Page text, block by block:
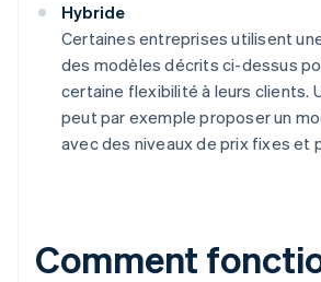
Hybride
Certaines entreprises utilisent
des modèles décrits ci-dessus
certaine flexibilité à leurs clients.
peut par exemple proposer un
avec des niveaux de prix fixes et
Comment